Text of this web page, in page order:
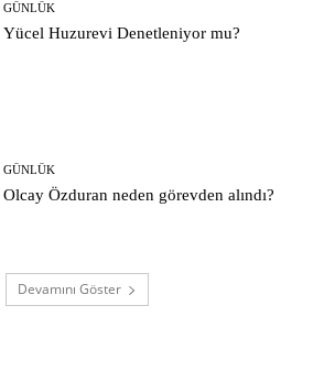
GÜNLÜK
Yücel Huzurevi Denetleniyor mu?
GÜNLÜK
Olcay Özduran neden görevden alındı?
Devamını Göster